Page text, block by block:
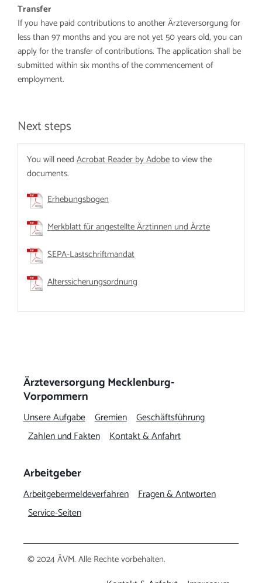
Transfer
If you have paid contributions to another Ärzteversorgung for
less than 97 months and you are not yet 50 years old, you can
apply for the transfer of contributions. The application shall be
submitted within six months of the commencement of
employment.
Next steps
You will need Acrobat Reader by Adobeto view the
documents.
Erhebungsbogen
Merkblatt für angestellte Ärztinnen und Ärzte
SEPA-Lastschriftmandat
Alterssicherungsordnung
Ärzteversorgung Mecklenburg-
Vorpommern
Unsere Aufgabe Gremien Geschäftsführung
Zahlen und Fakten Kontakt & Anfahrt
Arbeitgeber
Arbeitgeber­meldeverfahren Fragen & Antworten
Service-Seiten
© 2024 ÄVM. Alle Rechte vorbehalten.